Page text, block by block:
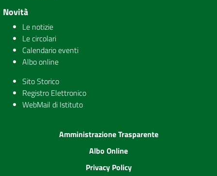
Novità
Le notizie
Le circolari
Calendario eventi
Albo online
Sito Storico
Registro Elettronico
WebMail di Istituto
Amministrazione Trasparente
Albo Online
Privacy Policy